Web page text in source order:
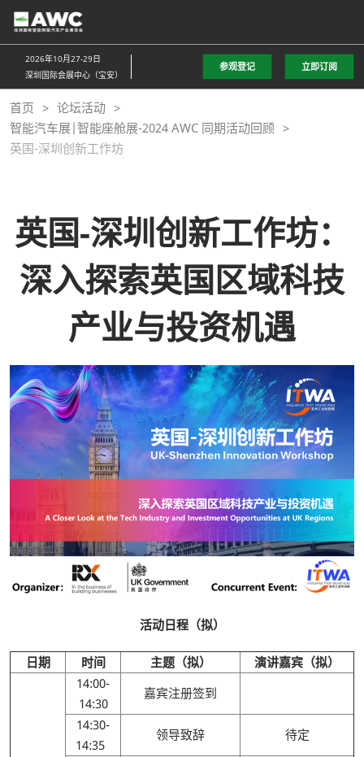
直
接
跳
至
内
容
2026年10月27-29日
深圳国际会展中心（宝安）
参观登记 立即订阅
首页
论坛活动
智能汽车展|智能座舱展-2024 AWC 同期活动回顾
英国-深圳创新工作坊
英国-深圳创新工作坊：
深入探索英国区域科技
产业与投资机遇
活动日程（拟）
日期 时间 主题（拟） 演讲嘉宾（拟）
14:00-
14:30
嘉宾注册签到
14:30-
14:35
领导致辞 待定